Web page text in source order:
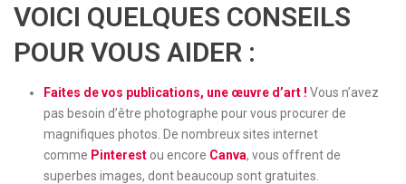
VOICI QUELQUES CONSEILS
POUR VOUS AIDER :
Faites de vos publications, une œuvre d’art ! Vous n’avez
pas besoin d’être photographe pour vous procurer de
magnifiques photos. De nombreux sites internet
comme Pinterestou encore Canva, vous offrent de
superbes images, dont beaucoup sont gratuites.